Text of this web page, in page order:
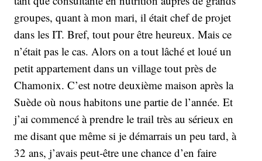
groupes, quant à mon mari, il était chef de projet
dans les IT. Bref, tout pour être heureux. Mais ce
n’était pas le cas. Alors on a tout lâché et loué un
petit appartement dans un village tout près de
Chamonix. C’est notre deuxième maison après la
Suède où nous habitons une partie de l’année. Et
j’ai commencé à prendre le trail très au sérieux en
me disant que même si je démarrais un peu tard, à
32 ans, j’avais peut-être une chance d’en faire